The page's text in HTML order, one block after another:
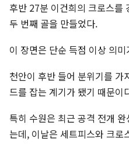
후반 27분 이건희의 크로스를
두 번째 골을 만들었다.
이 장면은 단순 득점 이상 의
천안이 후반 들어 분위기를 가
드를 잡는 계기가 됐기 때문이
특히 수원은 최근 공격 전개
는데, 이날은 세트피스와 크로